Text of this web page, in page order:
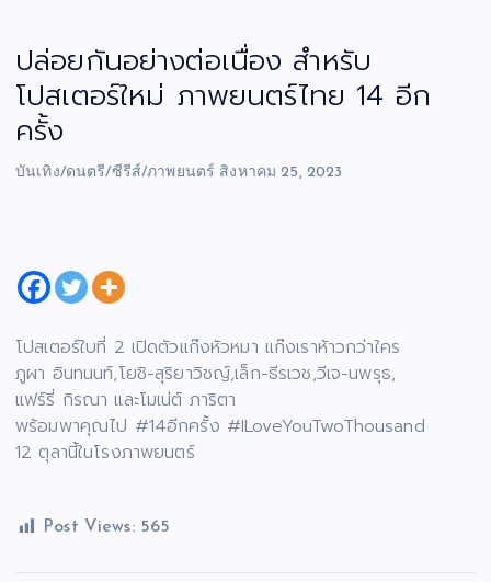
ปล่อยกันอย่างต่อเนื่อง สำหรับ
โปสเตอร์ใหม่ ภาพยนตร์ไทย 14 อีก
ครั้ง
บันเทิง/ดนตรี/ซีรีส์/ภาพยนตร์ สิงหาคม 25, 2023
โปสเตอร์ใบที่ 2 เปิดตัวแก๊งหัวหมา แก๊งเราห้าวกว่าใคร
ภูผา อินทนนท์,โยชิ-สุริยาวิชญ์,เล็ก-ธีรเวช,วีเจ-นพรุธ,
แฟร์รี่ กิรณา และโมเน่ต์ ภาริตา
พร้อมพาคุณไป #14อีกครั้ง #ILoveYouTwoThousand
12 ตุลานี้ในโรงภาพยนตร์
Post Views: 565